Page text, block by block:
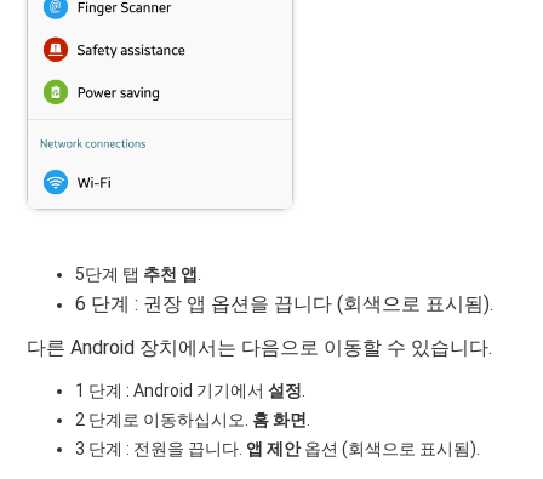
5단계 탭 추천 앱
6 단계 : 권장 앱 옵션을 끕니다 (회색으로 표시됨).
다른 Android 장치에서는 다음으로 이동할 수 있습니다.
1 단계 : Android 기기에서설정
2 단계로 이동하십시오. 홈 화면
3 단계 : 전원을 끕니다. 앱 제안옵션 (회색으로 표시됨).